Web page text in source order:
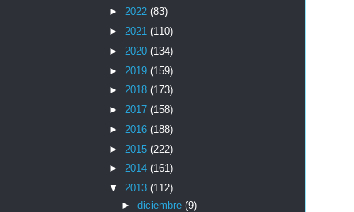
► 2022 (83)
► 2021 (110)
► 2020 (134)
► 2019 (159)
► 2018 (173)
► 2017 (158)
► 2016 (188)
► 2015 (222)
► 2014 (161)
▼ 2013 (112)
► diciembre (9)